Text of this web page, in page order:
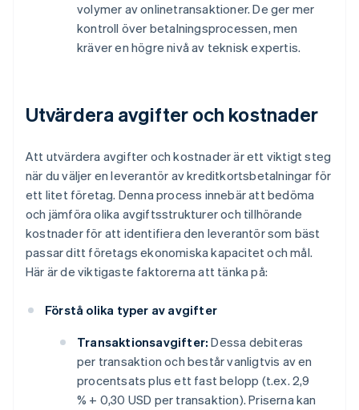
volymer av onlinetransaktioner. De ger mer
kontroll över betalningsprocessen, men
kräver en högre nivå av teknisk expertis.
Utvärdera avgifter och kostnader
Att utvärdera avgifter och kostnader är ett viktigt steg
när du väljer en leverantör av kreditkortsbetalningar för
ett litet företag. Denna process innebär att bedöma
och jämföra olika avgiftsstrukturer och tillhörande
kostnader för att identifiera den leverantör som bäst
passar ditt företags ekonomiska kapacitet och mål.
Här är de viktigaste faktorerna att tänka på:
Förstå olika typer av avgifter
Transaktionsavgifter: Dessa debiteras
per transaktion och består vanligtvis av en
procentsats plus ett fast belopp (t.ex. 2,9
% + 0,30 USD per transaktion). Priserna kan